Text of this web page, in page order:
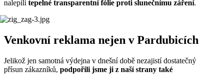
nalepili tepelné transparentní fólie proti slunečnímu záření.
Venkovní reklama nejen v Pardubicích
Jelikož jen samotná výdejna v dnešní době nezajistí dostatečný
přísun zákazníků, podpořili jsme ji z naší strany také